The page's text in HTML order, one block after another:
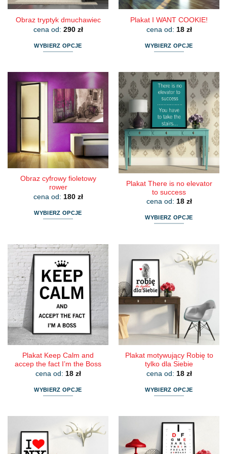
Obraz tryptyk dmuchawiec
cena od: 290 zł
WYBIERZ OPCJE
ma
wiele
wariantów.
Opcje
można
wybrać
stronie
produktu
Plakat I WANT COOKIE!
cena od: 18 zł
WYBIERZ OPCJE
ma
wiele
wariantów.
Opcje
można
wybrać
na
stronie
produktu
Obraz cyfrowy fioletowy
rower
cena od: 180 zł
WYBIERZ OPCJE
ma
wiele
wariantów.
Opcje
można
wybrać
na
stronie
Plakat There is no elevator
to success
cena od: 18 zł
WYBIERZ OPCJE
wiele
wariantów.
Opcje
można
wybrać
na
stronie
produktu
Plakat Keep Calm and
accep the fact I’m the Boss
cena od: 18 zł
WYBIERZ OPCJE
wiele
wariantów.
Plakat motywujący Robię to
tylko dla Siebie
cena od: 18 zł
WYBIERZ OPCJE
ma
wiele
wariantów.